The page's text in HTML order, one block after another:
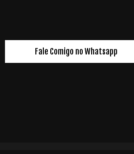
Fale Comigo no Whatsapp